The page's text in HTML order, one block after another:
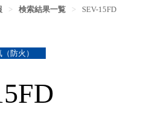
> 検索結果一覧 > SEV-15FD
防火）